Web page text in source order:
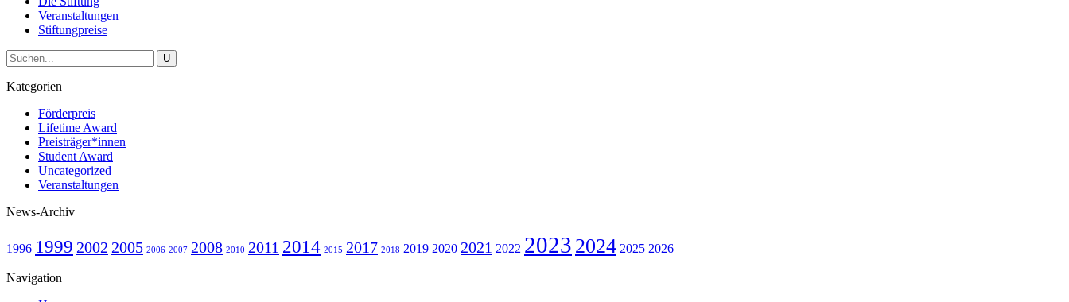
Veranstaltungen
Stiftungpreise
Kategorien
Förderpreis
Lifetime Award
Preisträger*innen
Student Award
Uncategorized
Veranstaltungen
News-Archiv
1996 1999 2002 2005 2006 2007 2008 2010 2011 2014 2015 2017 2018 2019 2020 2021 2022 2023 2024 2025 2026
Navigation